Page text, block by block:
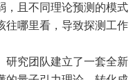
，且不同理论预测的模式
往哪里看，导致探测工作
研究团队建立了一套全新